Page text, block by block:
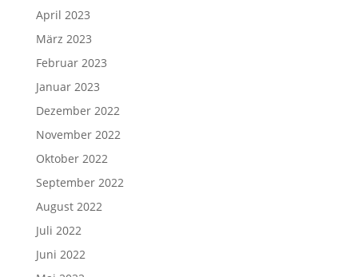
April 2023
März 2023
Februar 2023
Januar 2023
Dezember 2022
November 2022
Oktober 2022
September 2022
August 2022
Juli 2022
Juni 2022